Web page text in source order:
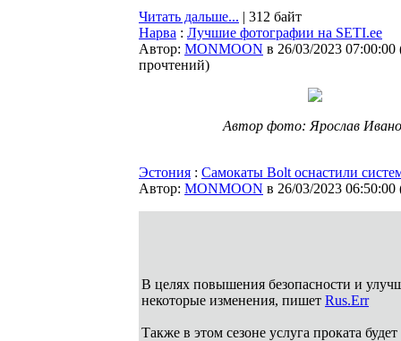
Читать дальше... | 312 байт
Нарва : Лучшие фотографии на SETI.ee
Автор: MONMOON в 26/03/2023 07:00:00
прочтений)
Автор фото: Ярослав
Эстония : Самокаты Bolt оснастили
Автор: MONMOON в 26/03/2023 06:50:00
В целях повышения безопасности и
некоторые изменения, пишет Rus.Err
Также в этом сезоне услуга проката